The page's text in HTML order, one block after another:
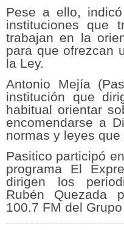
Pese a ello,
instituciones que
trabajan en la
para que ofrezcan
la Ley.
Antonio Mejía
institución que
habitual orientar
encomendarse a
normas y leyes que
Pasitico participó
programa El
dirigen los
Rubén Quezada
100.7 FM del